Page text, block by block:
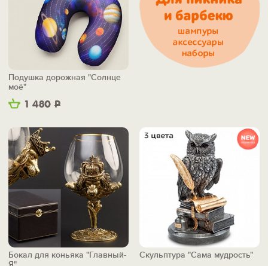
1 480 Р
Подушка дорожная "Солнце
моё"
Бокал для коньяка "Главный-
Скульптура "Сама мудрость"